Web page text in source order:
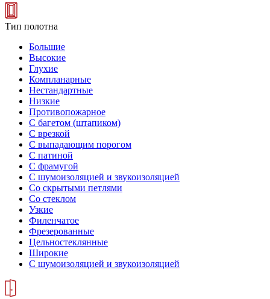
Тип полотна
Большие
Высокие
Глухие
Компланарные
Нестандартные
Низкие
Противопожарное
С багетом (штапиком)
С врезкой
С выпадающим порогом
С патиной
С фрамугой
С шумоизоляцией и звукоизоляцией
Со скрытыми петлями
Со стеклом
Узкие
Филенчатое
Фрезерованные
Цельностеклянные
Широкие
С шумоизоляцией и звукоизоляцией